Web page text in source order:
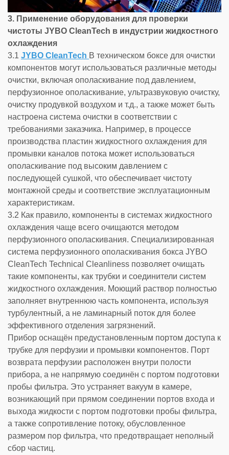
3. Применение оборудования для проверки
чистоты JYBO CleanTech в индустрии жидкостного
охлаждения
3.1 JYBO CleanTech В техническом боксе для очистки
компонентов могут использоваться различные методы
очистки, включая ополаскивание под давлением,
перфузионное ополаскивание, ультразвуковую очистку,
очистку продувкой воздухом и т.д., а также может быть
настроена система очистки в соответствии с
требованиями заказчика. Например, в процессе
производства пластин жидкостного охлаждения для
промывки каналов потока может использоваться
ополаскивание под высоким давлением с
последующей сушкой, что обеспечивает чистоту
монтажной среды и соответствие эксплуатационным
характеристикам.
3.2 Как правило, компоненты в системах жидкостного
охлаждения чаще всего очищаются методом
перфузионного ополаскивания. Специализированная
система перфузионного ополаскивания бокса JYBO
CleanTech Technical Cleanliness позволяет очищать
такие компоненты, как трубки и соединители систем
жидкостного охлаждения. Моющий раствор полностью
заполняет внутреннюю часть компонента, используя
турбулентный, а не ламинарный поток для более
эффективного отделения загрязнений.
Прибор оснащён предустановленным портом доступа к
трубке для перфузии и промывки компонентов. Порт
возврата перфузии расположен внутри полости
прибора, а не напрямую соединён с портом подготовки
пробы фильтра. Это устраняет вакуум в камере,
возникающий при прямом соединении портов входа и
выхода жидкости с портом подготовки пробы фильтра,
а также сопротивление потоку, обусловленное
размером пор фильтра, что предотвращает неполный
сбор частиц.